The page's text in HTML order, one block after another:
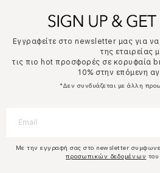
Εγγραφείτε στο newsletter μας για
της εταιρείας
τις πιο hot προσφορές σε κορυφαία
10% στην επόμενη
*Δεν συνδυάζεται με άλλη
Με την εγγραφή σας στο newsletter
προσωπικών δεδομένων